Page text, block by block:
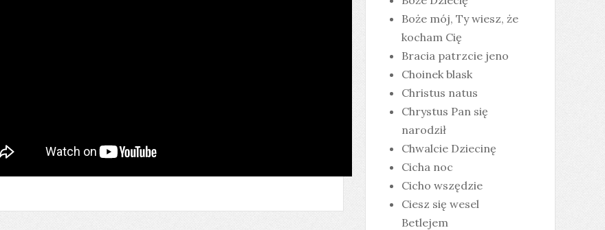
Boże mój, Ty wiesz, że
kocham Cię
Bracia patrzcie jeno
Choinek blask
Christus natus
Chrystus Pan się
narodził
Chwalcie Dziecinę
Cicha noc
Cicho wszędzie
Ciesz się wesel
Betlejem